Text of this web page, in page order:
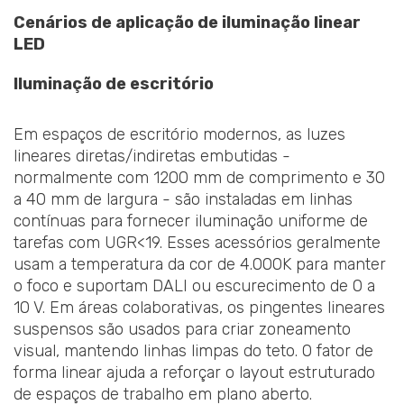
Cenários de aplicação de iluminação linear
LED
Iluminação de escritório
Em espaços de escritório modernos, as luzes
lineares diretas/indiretas embutidas -
normalmente com 1200 mm de comprimento e 30
a 40 mm de largura - são instaladas em linhas
contínuas para fornecer iluminação uniforme de
tarefas com UGR<19. Esses acessórios geralmente
usam a temperatura da cor de 4.000K para manter
o foco e suportam DALI ou escurecimento de 0 a
10 V. Em áreas colaborativas, os pingentes lineares
suspensos são usados para criar zoneamento
visual, mantendo linhas limpas do teto. O fator de
forma linear ajuda a reforçar o layout estruturado
de espaços de trabalho em plano aberto.